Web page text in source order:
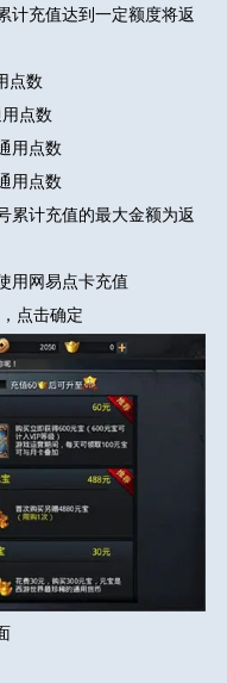
充值达到一定额度将返
点数
点数
用点数
用点数
计充值的最大金额为返
网易点卡充值
点击确定